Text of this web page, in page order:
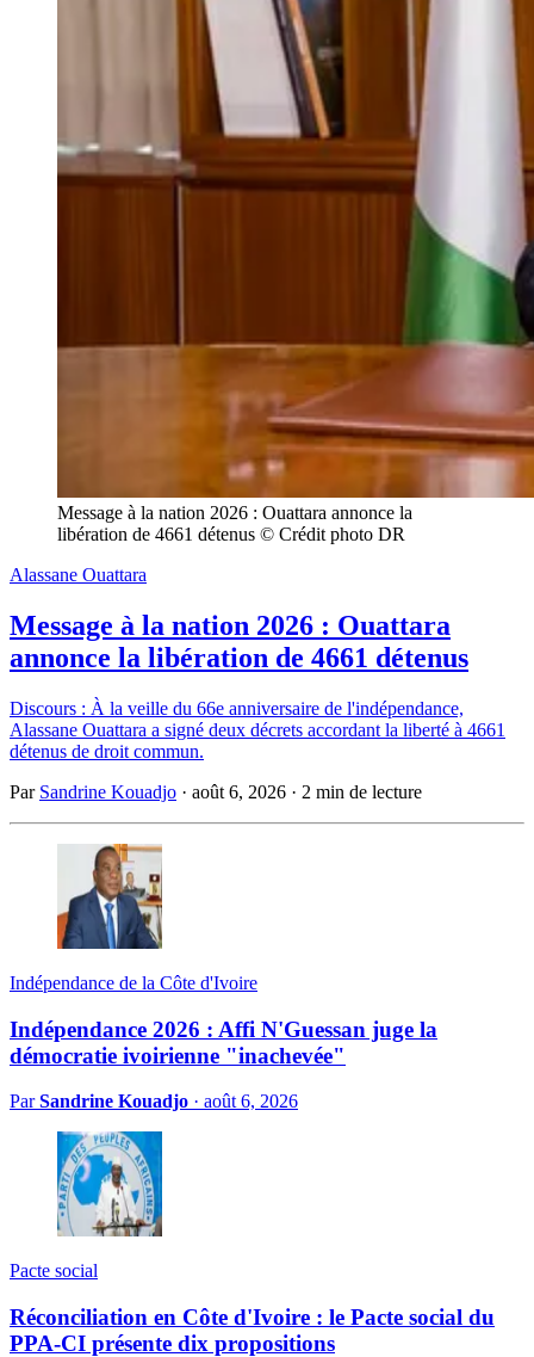
Message à la nation 2026 : Ouattara annonce la
libération de 4661 détenus © Crédit photo DR
Alassane Ouattara
Message à la nation 2026 : Ouattara
annonce la libération de 4661 détenus
Discours : À la veille du 66e anniversaire de l'indépendance,
Alassane Ouattara a signé deux décrets accordant la liberté à 4661
détenus de droit commun.
Par Sandrine Kouadjo · août 6, 2026 · 2 min de lecture
Indépendance de la Côte d'Ivoire
Indépendance 2026 : Affi N'Guessan juge la
démocratie ivoirienne "inachevée"
ParSandrine Kouadjo · août 6, 2026
Pacte social
Réconciliation en Côte d'Ivoire : le Pacte social du
PPA-CI présente dix propositions